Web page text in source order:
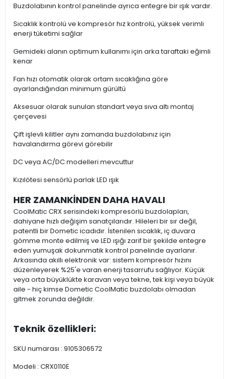
Buzdolabının kontrol panelinde ayrıca entegre bir ışık vardır.
Sıcaklık kontrolü ve kompresör hız kontrolü, yüksek verimli
enerji tüketimi sağlar
Gemideki alanın optimum kullanımı için arka taraftaki eğimli
kenar
Fan hızı otomatik olarak ortam sıcaklığına göre
ayarlandığından minimum gürültü
Aksesuar olarak sunulan standart veya sıva altı montaj
çerçevesi
Çift işlevli kilitler aynı zamanda buzdolabınız için
havalandırma görevi görebilir
DC veya AC/DC modelleri mevcuttur
Kızılötesi sensörlü parlak LED ışık
HER ZAMANKİNDEN DAHA HAVALI
CoolMatic CRX serisindeki kompresörlü buzdolapları,
dahiyane hızlı değişim sanatçılarıdır. Hileleri bir sır değil,
patentli bir Dometic icadıdır. İstenilen sıcaklık, iç duvara
gömme monte edilmiş ve LED ışığı zarif bir şekilde entegre
eden yumuşak dokunmatik kontrol panelinde ayarlanır.
Arkasında akıllı elektronik var: sistem kompresör hızını
düzenleyerek %25'e varan enerji tasarrufu sağlıyor. Küçük
veya orta büyüklükte karavan veya tekne, tek kişi veya büyük
aile - hiç kimse Dometic CoolMatic buzdolabı olmadan
gitmek zorunda değildir.
Teknik özellikleri:
SKU numarası : 9105306572
Modeli : CRX0110E